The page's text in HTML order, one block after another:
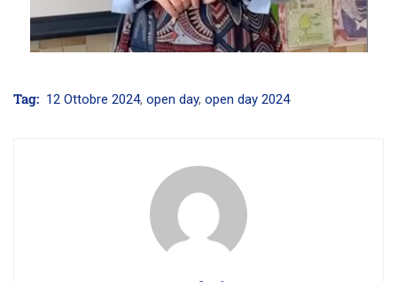
Tag: 12 Ottobre 2024, open day, open day 2024